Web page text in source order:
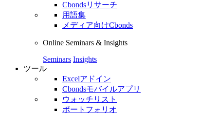
Cbondsリサーチ
用語集
メディア向けCbonds
Online Seminars & Insights
Seminars Insights
ツール
Excelアドイン
Cbondsモバイルアプリ
ウォッチリスト
ポートフォリオ